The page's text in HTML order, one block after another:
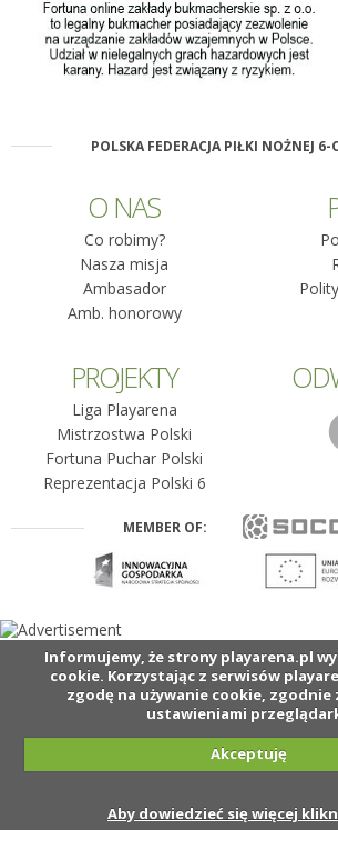
POLSKA FEDERACJA PIŁKI NOŻNEJ 6-
O NAS
Co robimy?
Nasza misja
Ambasador
Amb. honorowy
PROJEKTY
Liga Playarena
Mistrzostwa Polski
Fortuna Puchar Polski
Reprezentacja Polski 6
MEMBER OF:
Informujemy, że strony playarena.pl
cookie. Korzystając z serwisów
zgodę na używanie cookie, zgodnie
ustawieniami
Akceptuję
Aby dowiedzieć się więcej